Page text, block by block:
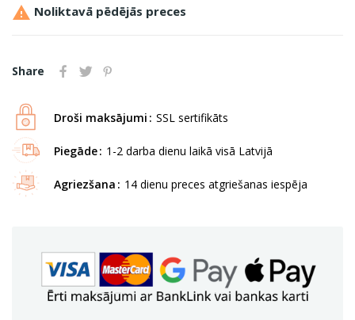
 Noliktavā pēdējās preces
Share
Droši maksājumi SSL sertifikāts
Piegāde 1-2 darba dienu laikā visā Latvijā
Agriezšana 14 dienu preces atgriešanas iespēja